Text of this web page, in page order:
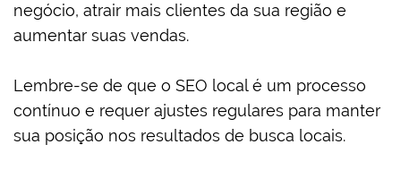
negócio, atrair mais clientes da sua região e
aumentar suas vendas.
Lembre-se de que o SEO local é um processo
contínuo e requer ajustes regulares para manter
sua posição nos resultados de busca locais.